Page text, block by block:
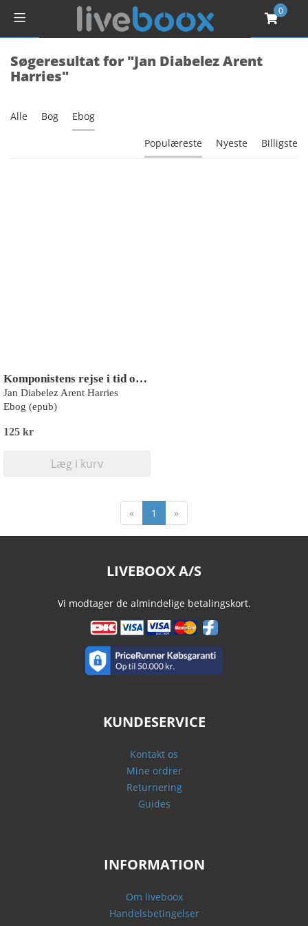
0
Søgeresultat for "Jan Diabelez Arent
Harries"
Alle Bog Ebog
Populæreste Nyeste Billigste
Komponistens rejse i tid og rum
Jan Diabelez Arent Harries
Ebog (epub)
125 kr
Læg i kurv
« 1 »
LIVEBOOX A/S
Vi modtager de almindelige betalingskort.
KUNDESERVICE
Kontakt os
Mine ordrer
Returnering
Guides
INFORMATION
Om liveboox
Handelsbetingelser